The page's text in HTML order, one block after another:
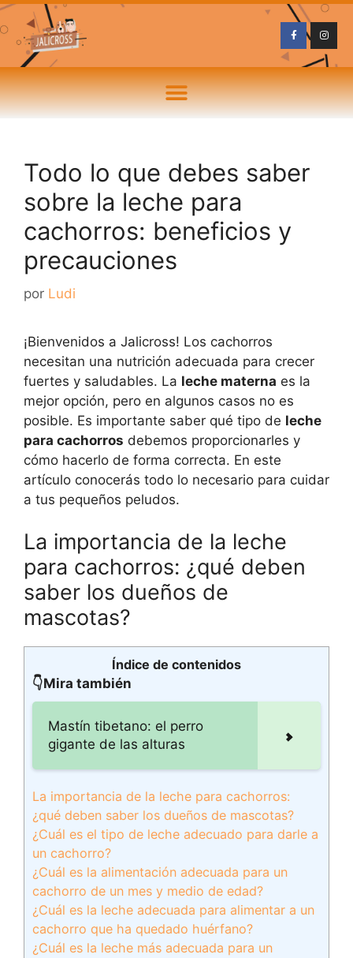
Todo lo que debes saber
sobre la leche para
cachorros: beneficios y
precauciones
por Ludi
¡Bienvenidos a Jalicross! Los cachorros
necesitan una nutrición adecuada para crecer
fuertes y saludables. La leche materna es la
mejor opción, pero en algunos casos no es
posible. Es importante saber qué tipo de leche
para cachorros debemos proporcionarles y
cómo hacerlo de forma correcta. En este
artículo conocerás todo lo necesario para cuidar
a tus pequeños peludos.
La importancia de la leche
para cachorros: ¿qué deben
saber los dueños de
mascotas?
Índice de contenidos
👇Mira también
Mastín tibetano: el perro
gigante de las alturas
La importancia de la leche para cachorros:
¿qué deben saber los dueños de mascotas?
¿Cuál es el tipo de leche adecuado para darle a
un cachorro?
¿Cuál es la alimentación adecuada para un
cachorro de un mes y medio de edad?
¿Cuál es la leche adecuada para alimentar a un
cachorro que ha quedado huérfano?
¿Cuál es la leche más adecuada para un